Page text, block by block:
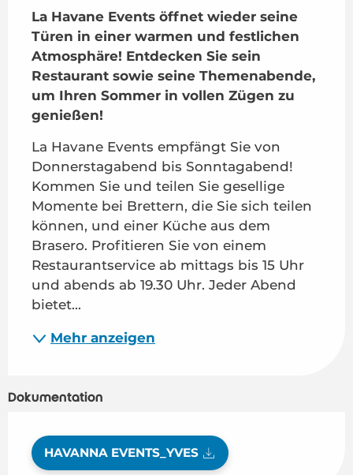
La Havane Events öffnet wieder seine
Türen in einer warmen und festlichen
Atmosphäre! Entdecken Sie sein
Restaurant sowie seine Themenabende,
um Ihren Sommer in vollen Zügen zu
genießen!
La Havane Events empfängt Sie von
Donnerstagabend bis Sonntagabend!
Kommen Sie und teilen Sie gesellige
Momente bei Brettern, die Sie sich teilen
können, und einer Küche aus dem
Brasero. Profitieren Sie von einem
Restaurantservice ab mittags bis 15 Uhr
und abends ab 19.30 Uhr. Jeder Abend
bietet...
Mehr anzeigen
Dokumentation
HAVANNA EVENTS_YVES